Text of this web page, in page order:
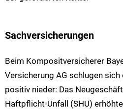
Sachversicherungen
Beim Kompositversicherer
Versicherung AG schlugen
positiv nieder: Das
Haftpflicht-Unfall (SHU)